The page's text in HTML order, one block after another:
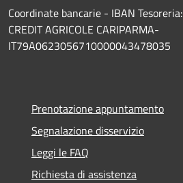
Coordinate bancarie - IBAN Tesoreria:
CREDIT AGRICOLE CARIPARMA-
IT79A0623056710000043478035
Prenotazione appuntamento
Segnalazione disservizio
Leggi le FAQ
Richiesta di assistenza